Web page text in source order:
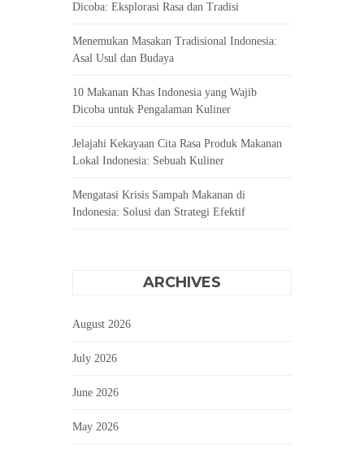
Dicoba: Eksplorasi Rasa dan Tradisi
Menemukan Masakan Tradisional Indonesia:
Asal Usul dan Budaya
10 Makanan Khas Indonesia yang Wajib
Dicoba untuk Pengalaman Kuliner
Jelajahi Kekayaan Cita Rasa Produk Makanan
Lokal Indonesia: Sebuah Kuliner
Mengatasi Krisis Sampah Makanan di
Indonesia: Solusi dan Strategi Efektif
ARCHIVES
August 2026
July 2026
June 2026
May 2026